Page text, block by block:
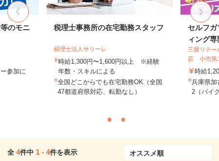
のモニ
参加に
税理士事務所の在宅勤務スタッフ
税理士法人サリーレ
時給1,300円〜1,600円以上 ※経験
年数・スキルによる
全国どこからでも在宅勤務OK（全国
47都道府県対応、転勤なし）
セルフ
ィング
三愛リテ
店 小売第
時給
兵庫県加
2（バイ
全 4件中 1 - 4件を表示